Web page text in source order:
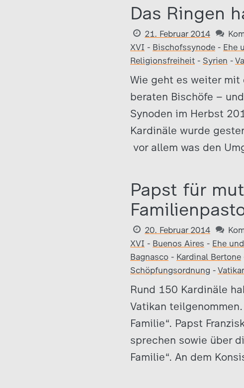
Das Ringen
21. Februar 2014
XVI - Bischofssynode - Ehe
Religionsfreiheit - Syrien -
Wie geht es weiter mit
beraten Bischöfe –
Synoden im Herbst
Kardinäle wurde
vor allem was den
Papst für
20. Februar 2014
XVI - Buenos Aires - Ehe
Bagnasco - Kardinal Bertone
Schöpfungsordnung -
Rund 150 Kardinäle
Vatikan
Familie“. Papst
sprechen sowie über
Familie“. An dem